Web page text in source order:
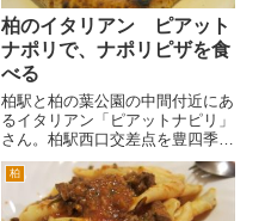
柏のイタリアン ピアット
ナポリで、ナポリピザを食
べる
柏駅と柏の葉公園の中間付近にあ
るイタリアン「ピアットナピリ」
さん。柏駅西口交差点を豊四季団
地方面にず～っと行くとありま
す。車で、１０ぐらいでしょう
か。地中海風な雰囲気の建物で
す。 ランチタイムや土日の夕方
柏